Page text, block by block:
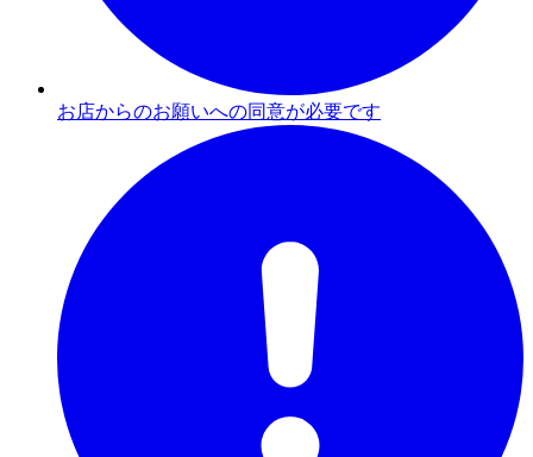
お店からのお願いへの同意が必要です